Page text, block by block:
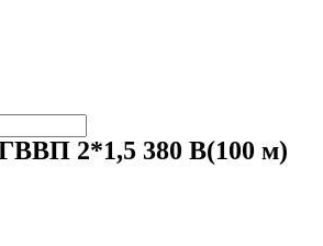
2*1,5 380 В(100 м)